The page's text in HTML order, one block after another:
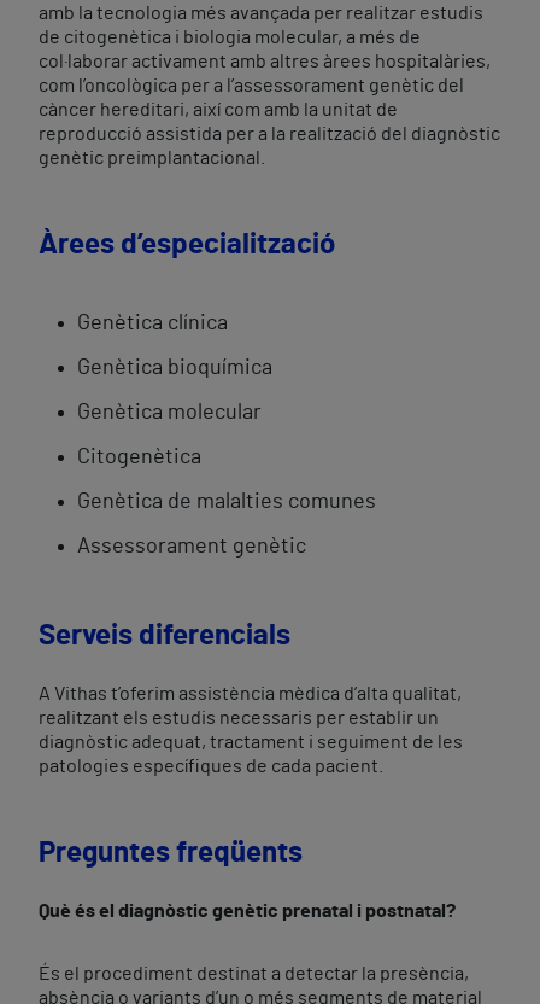
amb la tecnologia més avançada per realitzar estudis
de citogenètica i biologia molecular, a més de
col·laborar activament amb altres àrees hospitalàries,
com l’oncològica per a l’assessorament genètic del
càncer hereditari, així com amb la unitat de
reproducció assistida per a la realització del diagnòstic
genètic preimplantacional.
Àrees d’especialització
Genètica clínica
Genètica bioquímica
Genètica molecular
Citogenètica
Genètica de malalties comunes
Assessorament genètic
Serveis diferencials
A Vithas t’oferim assistència mèdica d’alta qualitat,
realitzant els estudis necessaris per establir un
diagnòstic adequat, tractament i seguiment de les
patologies específiques de cada pacient.
Preguntes freqüents
Què és el diagnòstic genètic prenatal i postnatal?
És el procediment destinat a detectar la presència,
absència o variants d’un o més segments de material